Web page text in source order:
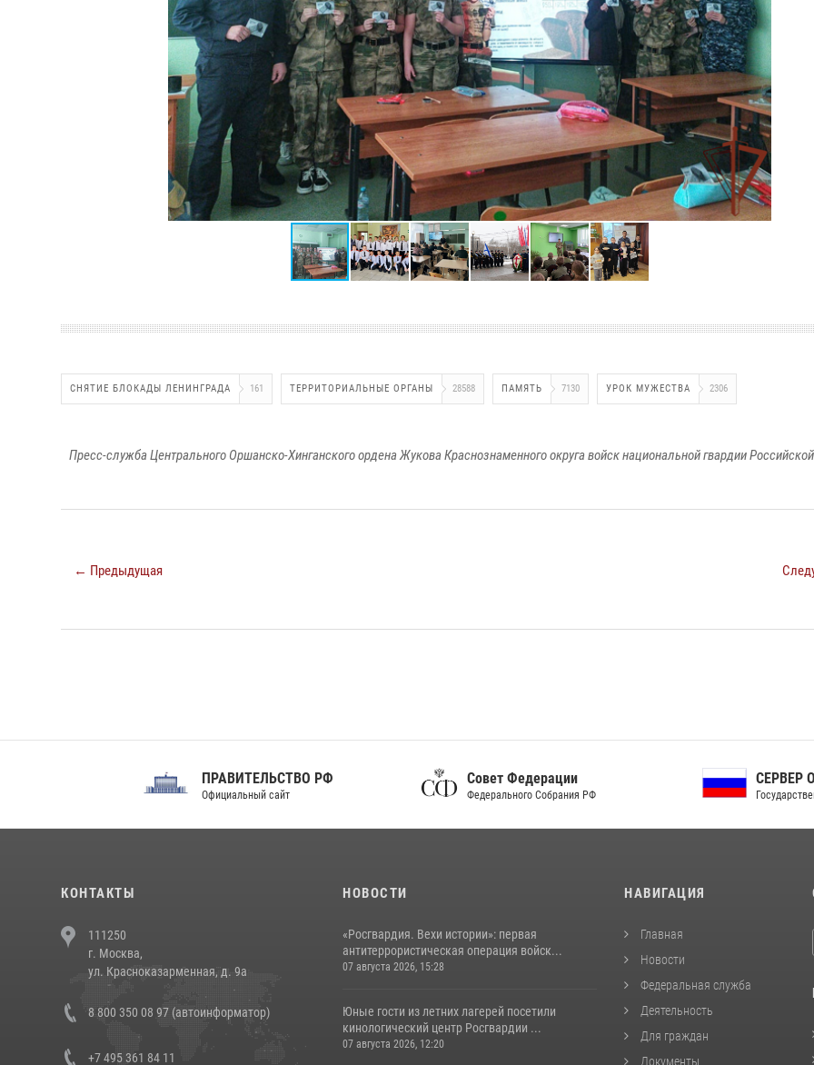
СНЯТИЕ БЛОКАДЫ ЛЕНИНГРАДА 161 ТЕРРИТОРИАЛЬНЫЕ ОРГАНЫ 28588 ПАМЯТЬ 7130 УРОК МУЖЕСТВА 2306
Пресс-служба Центрального Оршанско-Хинганского ордена Жукова Краснознаменного округа войск национальной гвардии
← Предыдущая
ПРАВИТЕЛЬСТВО РФ
Официальный сайт
Совет Федерации
Федерального Собрания РФ
СЕРВЕР ОРГАНОВ
Государственной власти РФ
КОНТАКТЫ
111250
г. Москва,
ул. Красноказарменная, д. 9а
8 800 350 08 97 (автоинформатор)
+7 495 361 84 11
НОВОСТИ
«Росгвардия. Вехи истории»: первая
антитеррористическая операция войск...
07 августа 2026, 15:28
Юные гости из летних лагерей посетили
кинологический центр Росгвардии ...
07 августа 2026, 12:20
НАВИГАЦИЯ
Главная
Новости
Федеральная служба
Деятельность
Для граждан
Документы